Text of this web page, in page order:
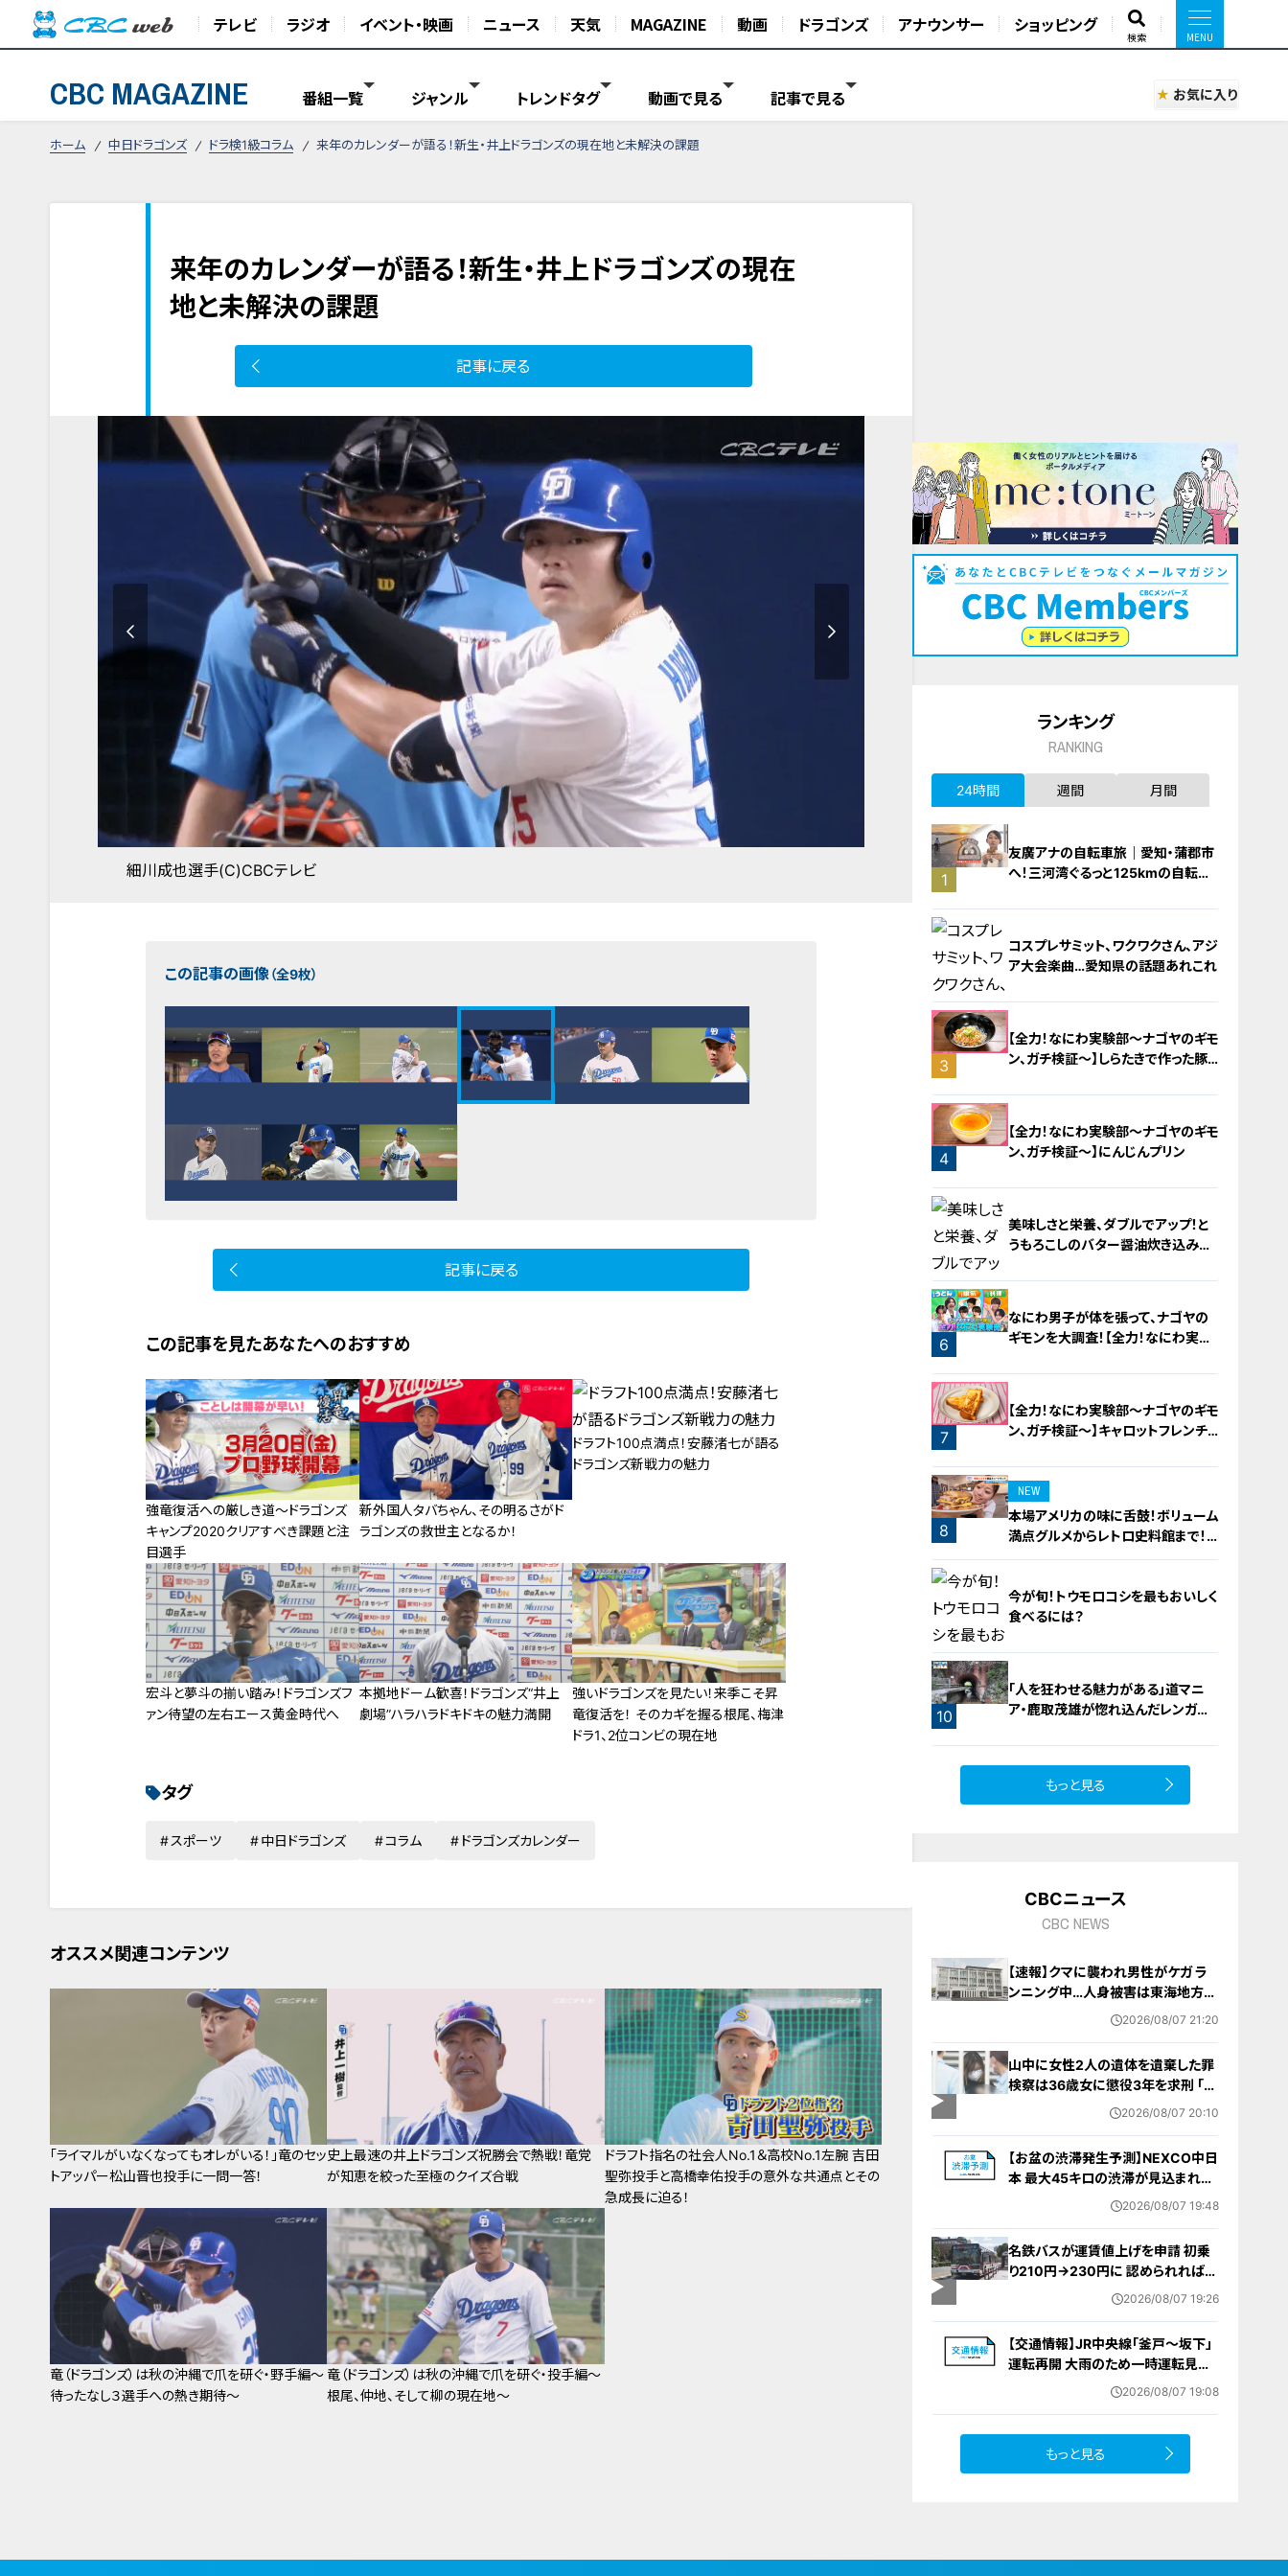
テレビ ラジオ イベント・映画 ニュース 天気 MAGAZINE 動画 ドラゴンズ アナウンサー ショッピング
検索
CBC MAGAZINE 番組一覧 ジャンル トレンドタグ 動画で見る 記事で見る お気に入り
ホーム 中日ドラゴンズ ドラ検1級コラム 来年のカレンダーが語る！新生・井上ドラゴンズの現在地と未解決の課題
来年のカレンダーが語る！新生・井上ドラゴンズの現在
地と未解決の課題
記事に戻る
細川成也選手(C)CBCテレビ
この記事の画像（全9枚）
記事に戻る
この記事を見たあなたへのおすすめ
強竜復活への厳しき道～ドラゴンズ
キャンプ2020クリアすべき課題と注
目選手
新外国人タバちゃん、その明るさがド
ラゴンズの救世主となるか！
ドラフト100点満点！安藤渚七が語る
ドラゴンズ新戦力の魅力
宏斗と夢斗の揃い踏み！ドラゴンズフ
ァン待望の左右エース黄金時代へ
本拠地ドーム歓喜！ドラゴンズ“井上
劇場”ハラハラドキドキの魅力満開
強いドラゴンズを見たい！来季こそ昇
竜復活を！ そのカギを握る根尾、梅津
ドラ1、2位コンビの現在地
タグ
スポーツ 中日ドラゴンズ コラム ドラゴンズカレンダー
オススメ関連コンテンツ
「ライマルがいなくなってもオレがいる！」竜のセッ
トアッパー松山晋也投手に一問一答！
史上最速の井上ドラゴンズ祝勝会で熱戦！竜党
が知恵を絞った至極のクイズ合戦
ドラフト指名の社会人No.1＆高校No.1左腕 吉田
聖弥投手と高橋幸佑投手の意外な共通点とその
急成長に迫る！
竜（ドラゴンズ）は秋の沖縄で爪を研ぐ・野手編～
待ったなし３選手への熱き期待～
竜（ドラゴンズ）は秋の沖縄で爪を研ぐ・投手編～
根尾、仲地、そして柳の現在地～
ランキング
RANKING
24時間 週間 月間
1
友廣アナの自転車旅｜愛知・蒲郡市
へ！三河湾ぐるっと125kmの自転車
2
コスプレサミット、ワクワクさん、アジ
ア大会楽曲…愛知県の話題あれこれ
3
【全力！なにわ実験部～ナゴヤのギモ
ン、ガチ検証～】しらたきで作った豚
4
【全力！なにわ実験部～ナゴヤのギモ
ン、ガチ検証～】にんじんプリン
5
美味しさと栄養、ダブルでアップ！と
うもろこしのバター醤油炊き込みご
6
なにわ男子が体を張って、ナゴヤの
ギモンを大調査！【全力！なにわ実験
7
【全力！なにわ実験部～ナゴヤのギモ
ン、ガチ検証～】キャロットフレンチ
8
NEW
本場アメリカの味に舌鼓！ボリューム
満点グルメからレトロ史料館まで！
愛知・東海市の感動スポット3選
9
今が旬！トウモロコシを最もおいしく
食べるには？
10
「人を狂わせる魅力がある」道マニ
ア・鹿取茂雄が惚れ込んだレンガの
もっと見る
CBCニュース
CBC NEWS
【速報】クマに襲われ男性がケガ ラ
ンニング中…人身被害は東海地方で
今シーズン初めて 岐阜県高山市
2026/08/07 21:20
山中に女性2人の遺体を遺棄した罪
検察は36歳女に懲役3年を求刑 ｢遺
棄時に近くに居続けたこと自体が重
2026/08/07 20:10
【お盆の渋滞発生予測】NEXCO中日
本 最大45キロの渋滞が見込まれる
区間も… 中央道・東名・新東名・東名
2026/08/07 19:48
名鉄バスが運賃値上げを申請 初乗
り210円→230円に 認められれば
12月から全路線で平均1割程度の値
2026/08/07 19:26
【交通情報】JR中央線「釜戸～坂下」
運転再開 大雨のため一時運転見合
2026/08/07 19:08
もっと見る